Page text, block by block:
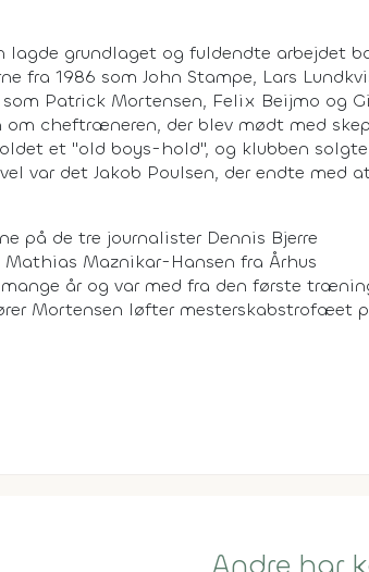
lagde grundlaget og fuldendte arbejdet
fra 1986 som John Stampe, Lars
som Patrick Mortensen, Felix Beijmo og
cheftræneren, der blev mødt med
et "old boys-hold", og klubben
var det Jakob Poulsen, der endte med
på de tre journalister Dennis Bjerre
Maznikar-Hansen fra Århus
år og var med fra den første
Mortensen løfter mesterskabstrofæet